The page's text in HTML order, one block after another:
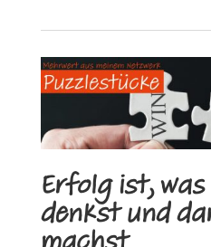
Erfolg ist,
denkst und